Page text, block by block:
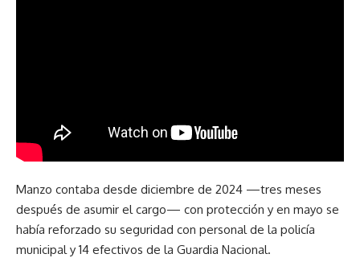
Manzo contaba desde diciembre de 2024 —tres meses
después de asumir el cargo— con protección y en mayo se
había reforzado su seguridad con personal de la policía
municipal y 14 efectivos de la Guardia Nacional.